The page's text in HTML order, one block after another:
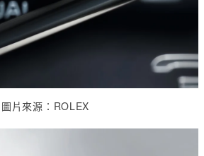
圖片來源： ROLEX